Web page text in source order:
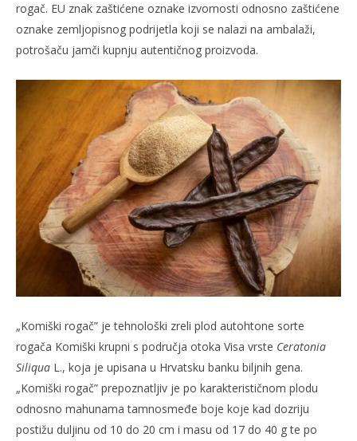
TRENUTNO OTVORENO
Komiški rogač postao 42. hrvatski proizvod
zaštićenog naziva u EU
29.03.2023.
slatina.net
rogač. EU znak zaštićene oznake izvornosti odnosno zaštićene
oznake zemljopisnog podrijetla koji se nalazi na ambalaži,
potrošaču jamči kupnju autentičnog proizvoda.
„Komiški rogač” je tehnološki zreli plod autohtone sorte
rogača Komiški krupni s područja otoka Visa vrste Ceratonia
Siliqua L., koja je upisana u Hrvatsku banku biljnih gena.
„Komiški rogač” prepoznatljiv je po karakterističnom plodu
odnosno mahunama tamnosmeđe boje koje kad dozriju
postižu duljinu od 10 do 20 cm i masu od 17 do 40 g te po